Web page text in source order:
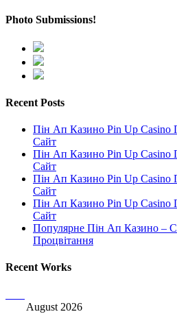
Photo Submissions!
Recent Posts
Пін Ап Казино Pin Up Casino
Сайт
Пін Ап Казино Pin Up Casino
Сайт
Пін Ап Казино Pin Up Casino
Сайт
Пін Ап Казино Pin Up Casino
Сайт
Популярне Пін Ап Казино –
Процвітання
Recent Works
August 2026